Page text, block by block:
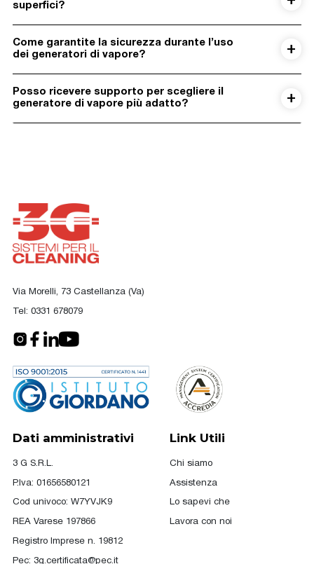
superfici?
Come garantite la sicurezza durante l’uso
dei generatori di vapore?
Posso ricevere supporto per scegliere il
generatore di vapore più adatto?
Via Morelli, 73 Castellanza (Va)
Tel: 0331 678079
Dati amministrativi
3 G S.R.L.
P.Iva: 01656580121
Cod univoco: W7YVJK9
REA Varese 197866
Registro Imprese n. 19812
Pec: 3g.certificata@pec.it
Link Utili
Chi siamo
Assistenza
Lo sapevi che
Lavora con noi